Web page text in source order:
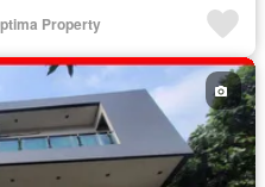
Property